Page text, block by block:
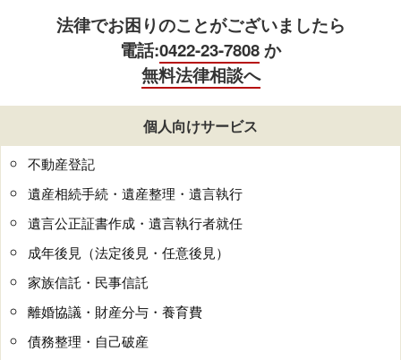
法律でお困りのことがございましたら
電話:0422-23-7808か
無料法律相談へ
個人向けサービス
不動産登記
遺産相続手続・遺産整理・遺言執行
遺言公正証書作成・遺言執行者就任
成年後見（法定後見・任意後見）
家族信託・民事信託
離婚協議・財産分与・養育費
債務整理・自己破産